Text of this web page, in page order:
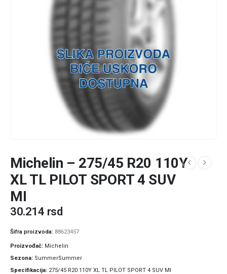
Michelin – 275/45 R20 110Y
XL TL PILOT SPORT 4 SUV
MI
30.214 rsd
Šifra proizvoda: 88623457
Proizvođač Michelin
Sezona SummerSummer
Specifikacija 275/45 R20 110Y XL TL PILOT SPORT 4 SUV MI